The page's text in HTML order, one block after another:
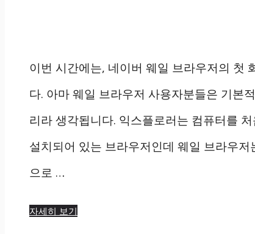
이번 시간에는, 네이버 웨일 브라우저의 첫
다. 아마 웨일 브라우저 사용자분들은 기본
리라 생각됩니다. 익스플로러는 컴퓨터를
설치되어 있는 브라우저인데 웨일 브라우
으로 …
자세히 보기